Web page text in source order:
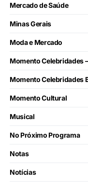
Mercado de Saúde
Minas Gerais
Moda e Mercado
Momento Celebridades
Momento Celebridades
Momento Cultural
Musical
No Próximo Programa
Notas
Notícias